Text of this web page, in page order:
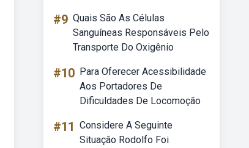
#9 Quais São As Células
Sanguíneas Responsáveis Pelo
Transporte Do Oxigênio
#10 Para Oferecer Acessibilidade
Aos Portadores De
Dificuldades De Locomoção
#11 Considere A Seguinte
Situação Rodolfo Foi